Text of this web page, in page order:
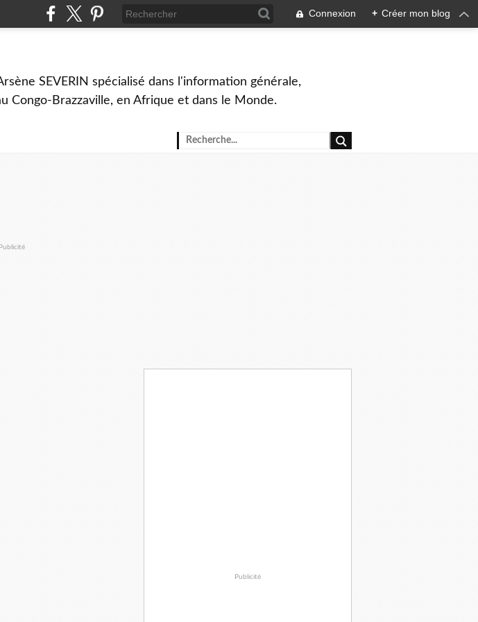
Connexion + Créer mon blog
SEVERIN spécialisé dans l'information générale,
Congo-Brazzaville, en Afrique et dans le Monde.
Publicité
Publicité